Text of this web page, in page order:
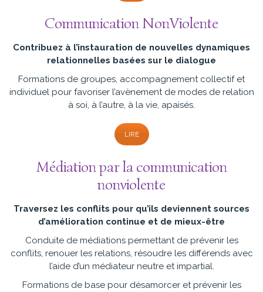
Communication NonViolente
Contribuez à l’instauration de nouvelles dynamiques
relationnelles basées sur le dialogue
Formations de groupes, accompagnement collectif et
individuel pour favoriser l’avènement de modes de relation
à soi, à l’autre, à la vie, apaisés.
LIRE
Médiation par la communication
nonviolente
Traversez les conflits pour qu’ils deviennent sources
d’amélioration continue et de mieux-être
Conduite de médiations permettant de prévenir les
conflits, renouer les relations, résoudre les différends avec
l’aide d’un médiateur neutre et impartial.
Formations de base pour désamorcer et prévenir les